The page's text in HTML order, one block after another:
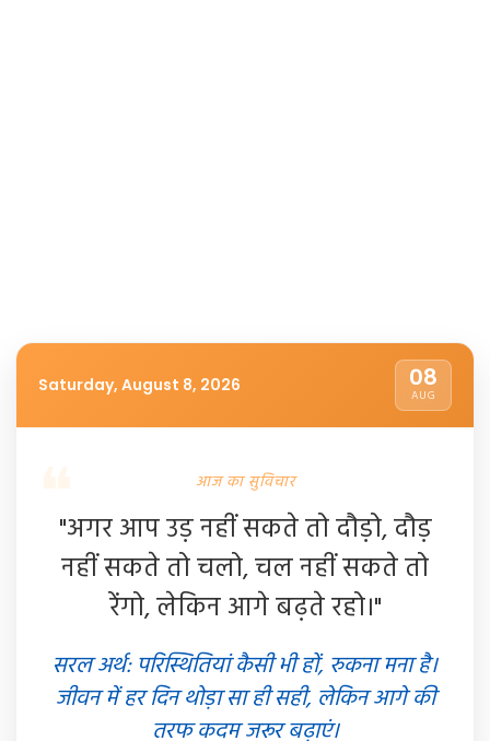
Saturday, August 8, 2026 08
AUG
आज का सुविचार
"अगर आप उड़ नहीं सकते तो दौड़ो, दौड़
नहीं सकते तो चलो, चल नहीं सकते तो
रेंगो, लेकिन आगे बढ़ते रहो।"
सरल अर्थ: परिस्थितियां कैसी भी हों, रुकना मना है।
जीवन में हर दिन थोड़ा सा ही सही, लेकिन आगे की
तरफ कदम जरूर बढ़ाएं।